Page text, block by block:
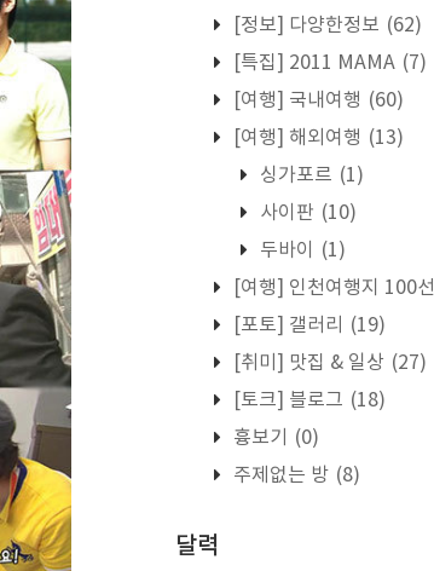
[정보] 다양한정보 (62)
[특집] 2011 MAMA (7)
[여행] 국내여행 (60)
[여행] 해외여행 (13)
싱가포르 (1)
사이판 (10)
두바이
(1)
[여행] 인천여행지 100선
[포토] 갤러리
(19)
[취미] 맛집 & 일상 (27)
[토크] 블로그 (18)
흉보기
(0)
주제없는 방 (8)
달력